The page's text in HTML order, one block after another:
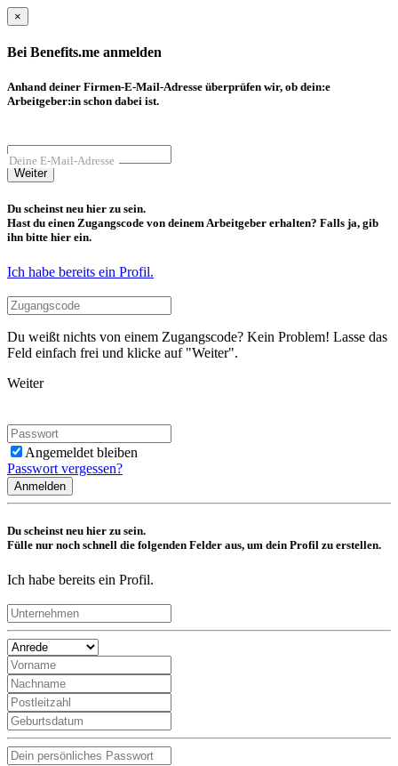
×
Bei Benefits.me anmelden
Anhand deiner Firmen-E-Mail-Adresse überprüfen wir, ob dein:e
Arbeitgeber:in schon dabei ist.
Deine E-Mail-Adresse
Weiter
Du scheinst neu hier zu sein.
Hast du einen Zugangscode von deinem Arbeitgeber erhalten? Falls ja, gib
ihn bitte hier ein.
Ich habe bereits ein Profil.
Du weißt nichts von einem Zugangscode? Kein Problem! Lasse das
Feld einfach frei und klicke auf "Weiter".
Weiter
Angemeldet bleiben
Passwort vergessen?
Anmelden
Du scheinst neu hier zu sein.
Fülle nur noch schnell die folgenden Felder aus, um dein Profil zu erstellen.
Ich habe bereits ein Profil.